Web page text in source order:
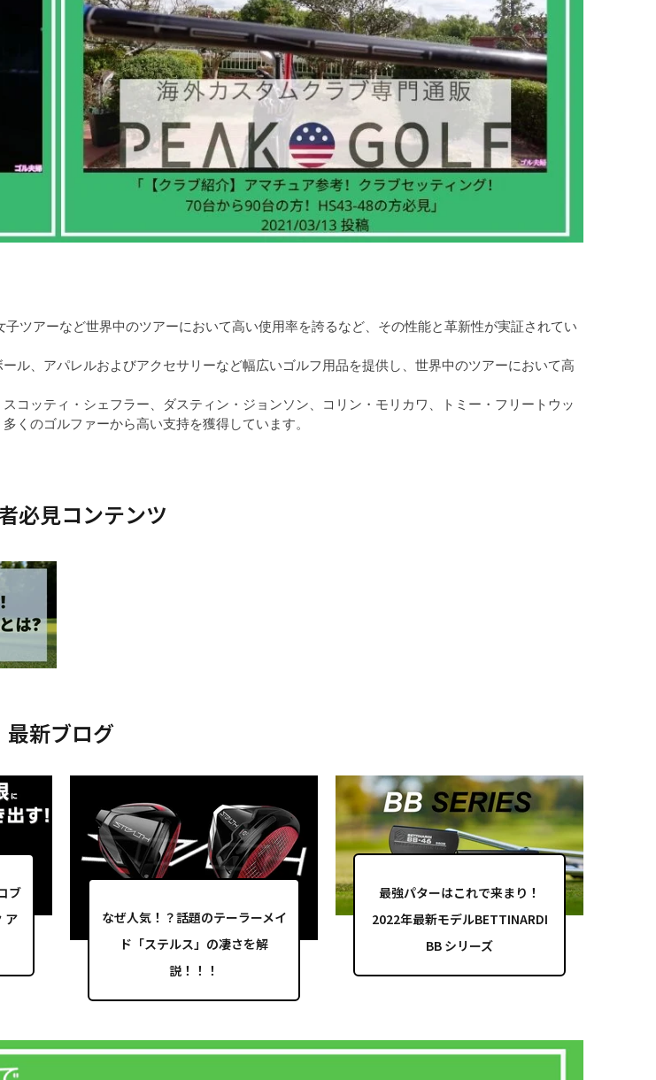
ツアーなど世界中のツアーにおいて高い使用率を誇るなど、その性能と革新性が実証されてい
ル、アパレルおよびアクセサリーなど幅広いゴルフ用品を提供し、世界中のツアーにおいて高
コッティ・シェフラー、ダスティン・ジョンソン、コリン・モリカワ、トミー・フリートウッ
くのゴルファーから高い支持を獲得しています。
必見コンテンツ
最新ブログ
ブ
ア
なぜ人気！？話題のテーラーメイ
ド「ステルス」の凄さを解
説！！！
最強パターはこれで来まり！
2022年最新モデルBETTINARDI
BB シリーズ